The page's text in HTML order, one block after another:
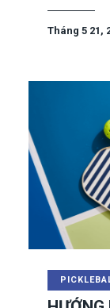
Tháng 5 21,